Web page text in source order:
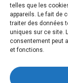
telles que les
appareils. Le fait de
traiter des données
uniques sur ce site.
consentement peut
et fonctions.